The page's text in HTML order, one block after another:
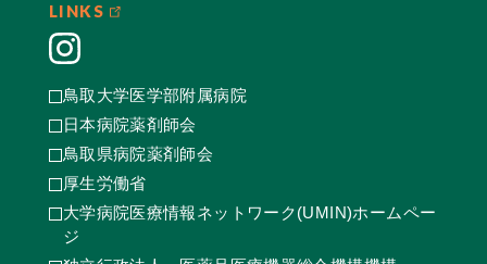
LINKS
鳥取大学医学部附属病院
日本病院薬剤師会
鳥取県病院薬剤師会
厚生労働省
大学病院医療情報ネットワーク(UMIN)ホームペー
ジ